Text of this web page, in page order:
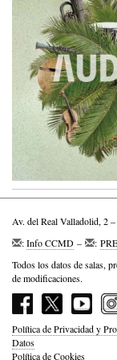
Av. del Real Valladolid, 2
:Info CCMD – :
Todos los datos de salas,
de modificaciones.
Política de Privacidad y
Datos
Política de Cookies